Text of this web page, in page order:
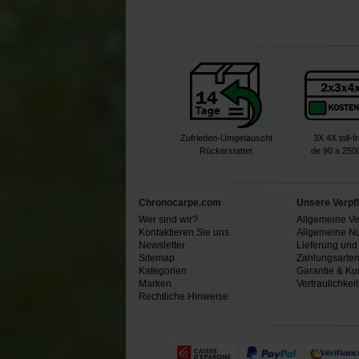
Zufrieden-Umgetauscht
Rückerstattet
3X 4X toll-
de 90 a
Chronocarpe.com
Wer sind wir?
Kontaktieren Sie uns
Newsletter
Sitemap
Kategorien
Marken
Rechtliche Hinweise
Unsere
Allgemeine
Allgemeine
Lieferung und
Zahlungsarten
Garantie &
Vertraulichkeit